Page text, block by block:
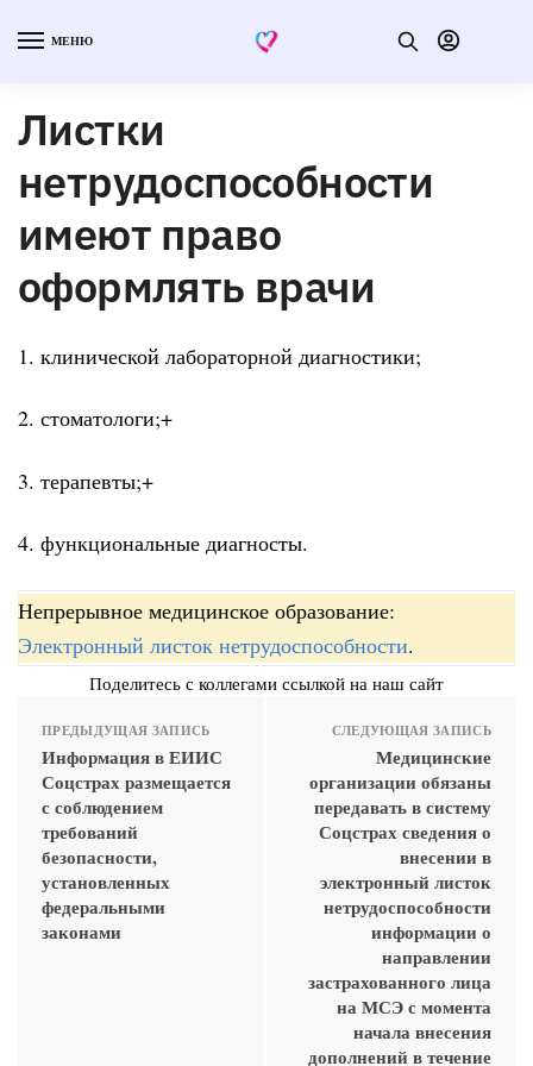
МЕНЮ
Листки
нетрудоспособности
имеют право
оформлять врачи
1. клинической лабораторной диагностики;
2. стоматологи;+
3. терапевты;+
4. функциональные диагносты.
Непрерывное медицинское образование:
Электронный листок нетрудоспособности.
Поделитесь с коллегами ссылкой на наш сайт
ПРЕДЫДУЩАЯ ЗАПИСЬ
Информация в ЕИИС
Соцстрах размещается
с соблюдением
требований
безопасности,
установленных
федеральными
законами
СЛЕДУЮЩАЯ ЗАПИСЬ
Медицинские
организации обязаны
передавать в систему
Соцстрах сведения о
внесении в
электронный листок
нетрудоспособности
информации о
направлении
застрахованного лица
на МСЭ с момента
начала внесения
дополнений в течение